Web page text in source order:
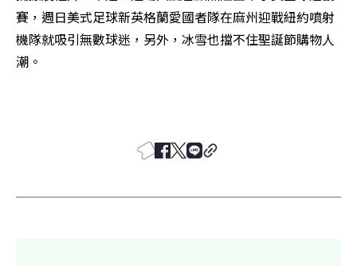
賽，週日美式足球新英格蘭愛國者隊在麻州迎戰紐約噴射
機隊就吸引無數球迷，另外，冰雪也擋不住聖誕節購物人
潮。